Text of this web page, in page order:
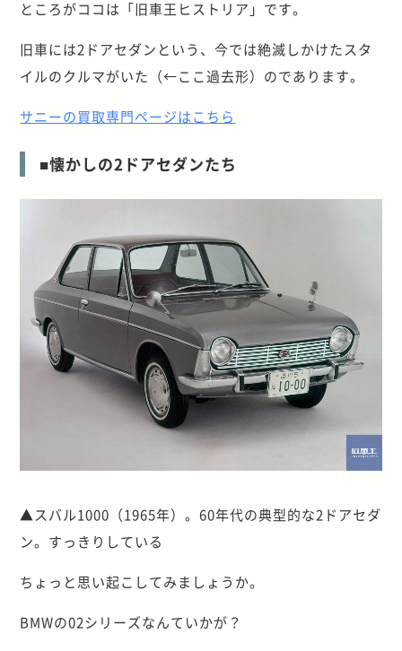
ところがココは「旧車王ヒストリア」です。
旧車には2ドアセダンという、今では絶滅しかけたスタ
イルのクルマがいた（←ここ過去形）のであります。
サニーの買取専門ページはこちら
■懐かしの2ドアセダンたち
▲スバル1000（1965年）。60年代の典型的な2ドアセダ
ン。すっきりしている
ちょっと思い起こしてみましょうか。
BMWの02シリーズなんていかが？